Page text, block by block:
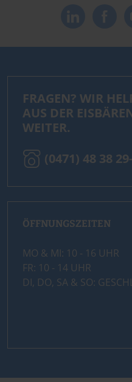
FRAGEN? WIR
AUS DER
WEITER.
(0471) 48 38
ÖFFNUNGSZEITEN
MO & MI: 10 - 16 UHR
FR: 10 - 14 UHR
DI, DO, SA & SO: